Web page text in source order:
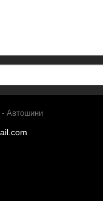
- Автошини